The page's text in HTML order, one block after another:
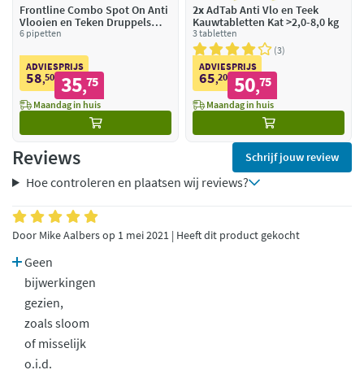
Frontline Combo Spot On Anti
Vlooien en Teken Druppels
Hond 2 - 10 kg
6 pipetten
ADVIESPRIJS
58,50 35,75
Maandag in huis
2xAdTab Anti Vlo en Teek
Kauwtabletten Kat >2,0-8,0 kg
3 tabletten
3
ADVIESPRIJS
65,20 50,75
Maandag in huis
Reviews Schrijf jouw review
Hoe controleren en plaatsen wij reviews?
Door Mike Aalbers op 1 mei 2021 | Heeft dit product gekocht
Geen
bijwerkingen
gezien,
zoals sloom
of misselijk
o.i.d.